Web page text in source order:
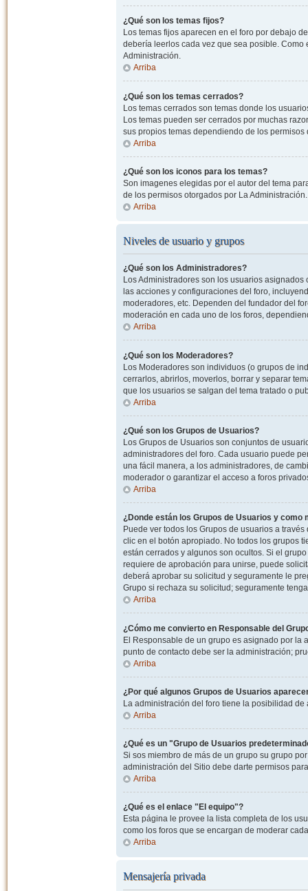
¿Qué son los temas fijos?
Los temas fijos aparecen en el foro por debajo
debería leerlos cada vez que sea posible.
Administración.
Arriba
¿Qué son los temas cerrados?
Los temas cerrados son temas donde los
Los temas pueden ser cerrados por muchas
sus propios temas dependiendo de los
Arriba
¿Qué son los iconos para los temas?
Son imagenes elegidas por el autor del tema
de los permisos otorgados por La Administración.
Arriba
Niveles de usuario y grupos
¿Qué son los Administradores?
Los Administradores son los usuarios
las acciones y configuraciones del foro,
moderadores, etc. Dependen del fundador del
moderación en cada uno de los foros,
Arriba
¿Qué son los Moderadores?
Los Moderadores son individuos (o grupos de
cerrarlos, abrirlos, moverlos, borrar y separar
que los usuarios se salgan del tema tratado o
Arriba
¿Qué son los Grupos de Usuarios?
Los Grupos de Usuarios son conjuntos de
administradores del foro. Cada usuario puede
una fácil manera, a los administradores, de
moderador o garantizar el acceso a foros
Arriba
¿Donde están los Grupos de Usuarios y como
Puede ver todos los Grupos de usuarios a
clic en el botón apropiado. No todos los grupos
están cerrados y algunos son ocultos. Si el
requiere de aprobación para unirse, puede
deberá aprobar su solicitud y seguramente le
Grupo si rechaza su solicitud; seguramente
Arriba
¿Cómo me convierto en Responsable del
El Responsable de un grupo es asignado por la
punto de contacto debe ser la administración;
Arriba
¿Por qué algunos Grupos de Usuarios
La administración del foro tiene la posibilidad
Arriba
¿Qué es un "Grupo de Usuarios
Si sos miembro de más de un grupo su grupo
administración del Sitio debe darte permisos
Arriba
¿Qué es el enlace "El equipo"?
Esta página le provee la lista completa de los
como los foros que se encargan de moderar
Arriba
Mensajería privada